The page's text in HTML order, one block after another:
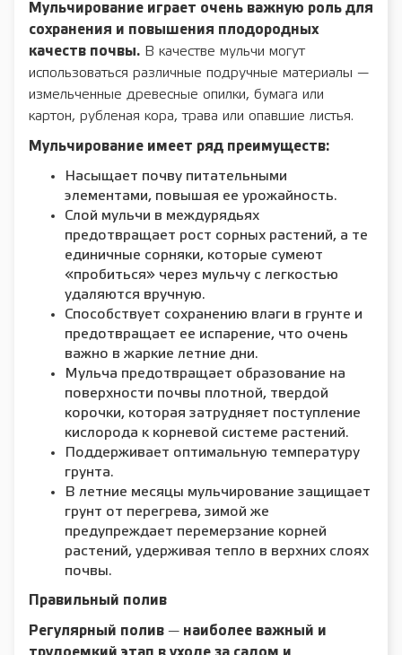
Мульчирование играет очень важную роль для
сохранения и повышения плодородных
качеств почвы. В качестве мульчи могут
использоваться различные подручные материалы —
измельченные древесные опилки, бумага или
картон, рубленая кора, трава или опавшие листья.
Мульчирование имеет ряд преимуществ:
Насыщает почву питательными
элементами, повышая ее урожайность.
Слой мульчи в междурядьях
предотвращает рост сорных растений, а те
единичные сорняки, которые сумеют
«пробиться» через мульчу с легкостью
удаляются вручную.
Способствует сохранению влаги в грунте и
предотвращает ее испарение, что очень
важно в жаркие летние дни.
Мульча предотвращает образование на
поверхности почвы плотной, твердой
корочки, которая затрудняет поступление
кислорода к корневой системе растений.
Поддерживает оптимальную температуру
грунта.
В летние месяцы мульчирование защищает
грунт от перегрева, зимой же
предупреждает перемерзание корней
растений, удерживая тепло в верхних слоях
почвы.
Правильный полив
Регулярный полив — наиболее важный и